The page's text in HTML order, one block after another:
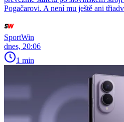
Pogačarovi. A není mu ještě ani
SportWin
dnes, 20:06
1 min